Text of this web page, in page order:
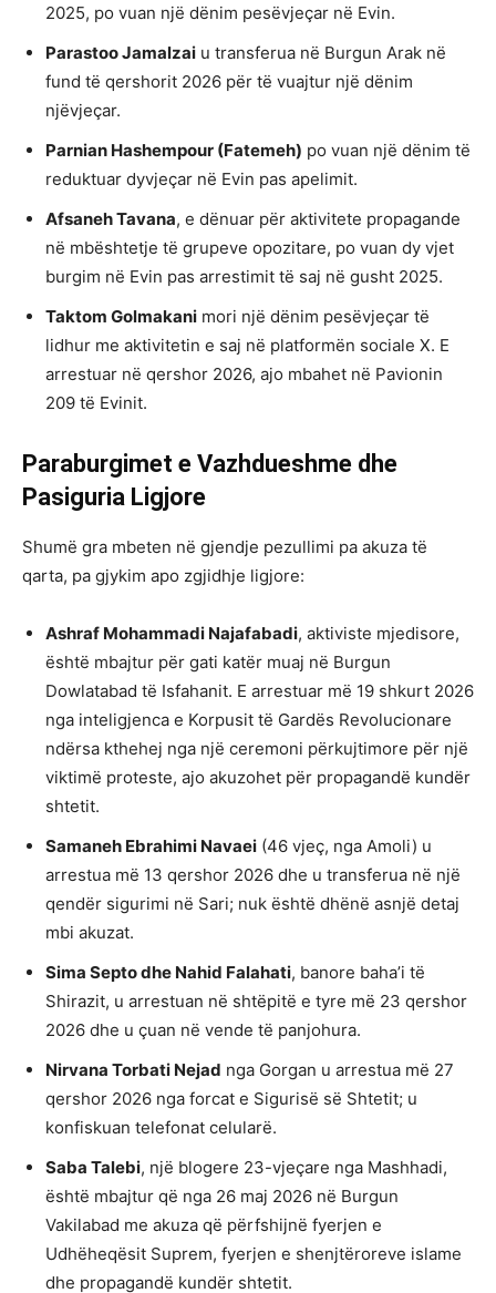
2025, po vuan një dënim pesëvjeçar në Evin.
Parastoo Jamalzai u transferua në Burgun Arak në
fund të qershorit 2026 për të vuajtur një dënim
njëvjeçar.
Parnian Hashempour (Fatemeh) po vuan një dënim të
reduktuar dyvjeçar në Evin pas apelimit.
Afsaneh Tavana, e dënuar për aktivitete propagande
në mbështetje të grupeve opozitare, po vuan dy vjet
burgim në Evin pas arrestimit të saj në gusht 2025.
Taktom Golmakani mori një dënim pesëvjeçar të
lidhur me aktivitetin e saj në platformën sociale X. E
arrestuar në qershor 2026, ajo mbahet në Pavionin
209 të Evinit.
Paraburgimet e Vazhdueshme dhe
Pasiguria Ligjore
Shumë gra mbeten në gjendje pezullimi pa akuza të
qarta, pa gjykim apo zgjidhje ligjore:
Ashraf Mohammadi Najafabadi, aktiviste mjedisore,
është mbajtur për gati katër muaj në Burgun
Dowlatabad të Isfahanit. E arrestuar më 19 shkurt 2026
nga inteligjenca e Korpusit të Gardës Revolucionare
ndërsa kthehej nga një ceremoni përkujtimore për një
viktimë proteste, ajo akuzohet për propagandë kundër
shtetit.
Samaneh Ebrahimi Navaei (46 vjeç, nga Amoli) u
arrestua më 13 qershor 2026 dhe u transferua në një
qendër sigurimi në Sari; nuk është dhënë asnjë detaj
mbi akuzat.
Sima Septo dhe Nahid Falahati, banore baha’i të
Shirazit, u arrestuan në shtëpitë e tyre më 23 qershor
2026 dhe u çuan në vende të panjohura.
Nirvana Torbati Nejad nga Gorgan u arrestua më 27
qershor 2026 nga forcat e Sigurisë së Shtetit; u
konfiskuan telefonat celularë.
Saba Talebi, një blogere 23-vjeçare nga Mashhadi,
është mbajtur që nga 26 maj 2026 në Burgun
Vakilabad me akuza që përfshijnë fyerjen e
Udhëheqësit Suprem, fyerjen e shenjtëroreve islame
dhe propagandë kundër shtetit.